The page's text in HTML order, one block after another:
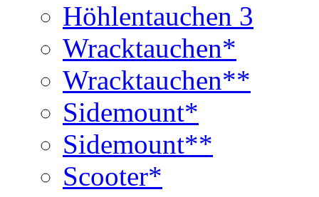
Höhlentauchen 3
Wracktauchen*
Wracktauchen**
Sidemount*
Sidemount**
Scooter*